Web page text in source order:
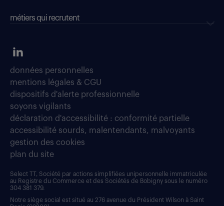
métiers qui recrutent
données personnelles
mentions légales & CGU
dispositifs d'alerte professionnelle
soyons vigilants
déclaration d'accessibilité : conformité partielle
accessibilité sourds, malentendants, malvoyants
gestion des cookies
plan du site
Select TT, Société par actions simplifiées unipersonnelle immatriculée
au Registre du Commerce et des Sociétés de Bobigny sous le numéro
304 381 379.
Notre siège social est situé au 276 avenue du Président Wilson à Saint